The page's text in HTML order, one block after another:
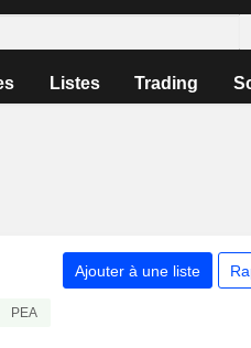
Listes Trading
Ajouter à une liste
PEA